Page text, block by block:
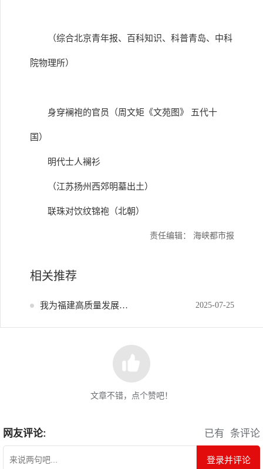
（综合北京青年报、百科知识、科普青岛、中科
院物理所）
身穿襕袍的官员（周文矩《文苑图》 五代十
国）
明代士人襕衫
（江苏扬州西郊明墓出土）
联珠对饮纹锦袍（北朝）
责任编辑： 海峡都市报
相关推荐
我为福建高质量发展献策 2025-07-25
文章不错，点个赞吧！
网友评论: 已有 条评论
登录并评论